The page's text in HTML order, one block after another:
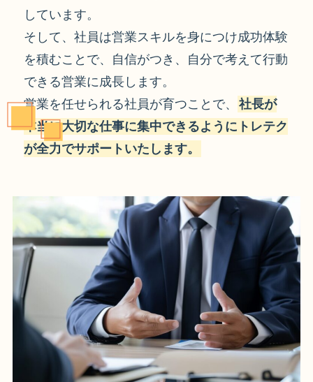
しています。
そして、社員は営業スキルを身につけ成功体験
を積むことで、自信がつき、自分で考えて行動
できる営業に成長します。
営業を任せられる社員が育つことで、 社長が
本当に大切な仕事に集中できるようにトレテク
が全力でサポートいたします。